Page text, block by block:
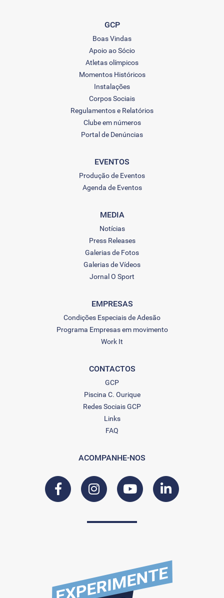
GCP
Boas Vindas
Apoio ao Sócio
Atletas olímpicos
Momentos Históricos
Instalações
Corpos Sociais
Regulamentos e Relatórios
Clube em números
Portal de Denúncias
EVENTOS
Produção de Eventos
Agenda de Eventos
MEDIA
Notícias
Press Releases
Galerias de Fotos
Galerias de Vídeos
Jornal O Sport
EMPRESAS
Condições Especiais de Adesão
Programa Empresas em movimento
Work It
CONTACTOS
GCP
Piscina C. Ourique
Redes Sociais GCP
Links
FAQ
ACOMPANHE-NOS